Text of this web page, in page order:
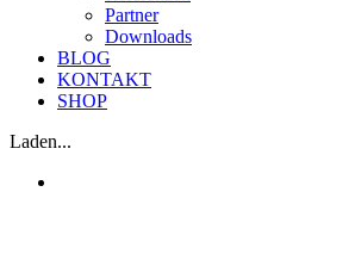
Partner
Downloads
BLOG
KONTAKT
SHOP
Laden...